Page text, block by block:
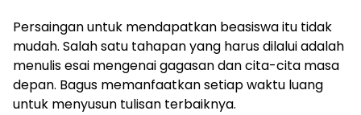
Persaingan untuk mendapatkan beasiswa itu tidak
mudah. Salah satu tahapan yang harus dilalui adalah
menulis esai mengenai gagasan dan cita-cita masa
depan. Bagus memanfaatkan setiap waktu luang
untuk menyusun tulisan terbaiknya.